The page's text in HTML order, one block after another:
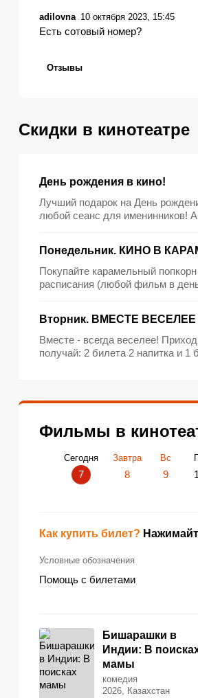
adilovna 10 октября 2023, 15:45
Есть сотовый номер?
Отзывы
Скидки в кинотеатре
День рождения в кино!
Лучший подарок на День
любой сеанс для именинников!
Понедельник. КИНО В
​Покупайте карамельный
расписания ​(любой фильм в день покупки
Акция не действует в выходные, праздничные
изменения или менять условия Акции без
доступность фильмов по
Вторник. ВМЕСТЕ ВЕСЕЛЕЕ
​Вместе - всегда веселее!
получай: ​2 билета 2 напитка и 1
Фильмы в
Сегодня
7
Завтра
8
Вс
9
Как купить билет?
Условные обозначения
Помощь с билетами
Бишарашки в
Индии: В
мамы
комедия
2026, Казахстан